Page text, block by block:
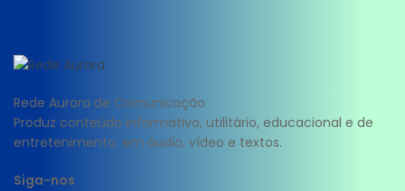
Rede Aurora de Comunicação
Produz conteúdo informativo, utilitário, educacional e de
entretenimento; em áudio, vídeo e textos.
Siga-nos